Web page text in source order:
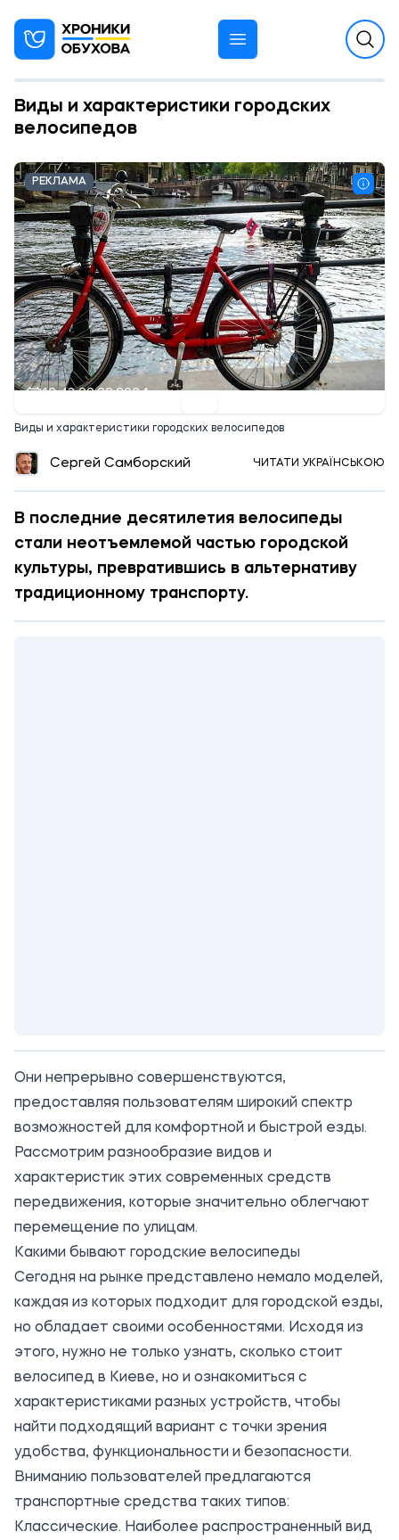
Виды и характеристики городских
велосипедов
12:43 29.02.2024
РЕКЛАМА
Виды и характеристики городских велосипедов
Сергей Самборский ЧИТАТИ УКРАЇНСЬКОЮ
В последние десятилетия велосипеды
стали неотъемлемой частью городской
культуры, превратившись в альтернативу
традиционному транспорту.
Они непрерывно совершенствуются,
предоставляя пользователям широкий спектр
возможностей для комфортной и быстрой езды.
Рассмотрим разнообразие видов и
характеристик этих современных средств
передвижения, которые значительно облегчают
перемещение по улицам.
Какими бывают городские велосипеды
Сегодня на рынке представлено немало моделей,
каждая из которых подходит для городской езды,
но обладает своими особенностями. Исходя из
этого, нужно не только узнать, сколько стоит
велосипед в Киеве, но и ознакомиться с
характеристиками разных устройств, чтобы
найти подходящий вариант с точки зрения
удобства, функциональности и безопасности.
Вниманию пользователей предлагаются
транспортные средства таких типов:
Классические. Наиболее распространенный вид